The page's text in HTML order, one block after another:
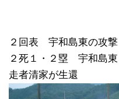
２回表 宇和島東の攻撃
２死１・２塁 宇和島
走者清家が生還